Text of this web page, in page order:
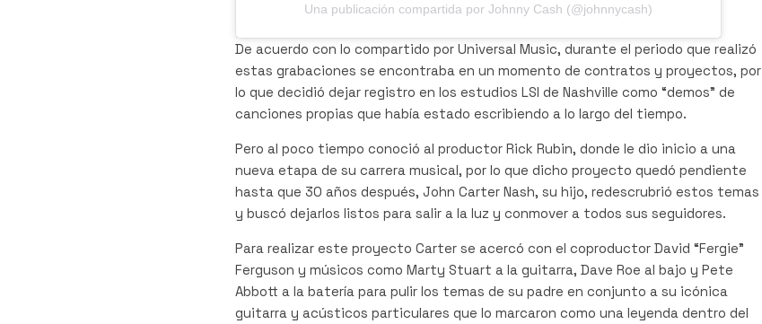
Una publicación compartida por Johnny Cash (@johnnycash)
De acuerdo con lo compartido por Universal Music, durante el periodo que realizó
estas grabaciones se encontraba en un momento de contratos y proyectos, por
lo que decidió dejar registro en los estudios LSI de Nashville como “demos” de
canciones propias que había estado escribiendo a lo largo del tiempo.
Pero al poco tiempo conoció al productor Rick Rubin, donde le dio inicio a una
nueva etapa de su carrera musical, por lo que dicho proyecto quedó pendiente
hasta que 30 años después, John Carter Nash, su hijo, redescrubrió estos temas
y buscó dejarlos listos para salir a la luz y conmover a todos sus seguidores.
Para realizar este proyecto Carter se acercó con el coproductor David “Fergie”
Ferguson y músicos como Marty Stuart a la guitarra, Dave Roe al bajo y Pete
Abbott a la batería para pulir los temas de su padre en conjunto a su icónica
guitarra y acústicos particulares que lo marcaron como una leyenda dentro del